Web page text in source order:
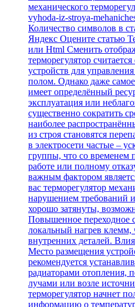
механического
vyhoda-iz-stroya-
Количество символов в
Яндекс Оцените статью
или Html Cменить
терморегулятор
устройств для
полом. Однако даже
имеет определённый
эксплуатация или
существенно сократить
наиболее
из строя становятся
в электросети частые –
группы, что со временем
работе или полному
важным фактором
вас терморегулятор
нарушением требований
хорошо затянуты,
Повышенное переходное
локальный нагрев клемм,
внутренних деталей.
Место размещения
рекомендуется
радиаторами отопления,
лучами или возле
терморегулятор начнет
информацию о